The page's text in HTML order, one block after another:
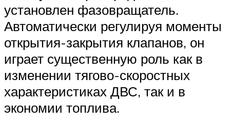
установлен фазовращатель.
Автоматически регулируя моменты
открытия-закрытия клапанов, он
играет существенную роль как в
изменении тягово-скоростных
характеристиках ДВС, так и в
экономии топлива.